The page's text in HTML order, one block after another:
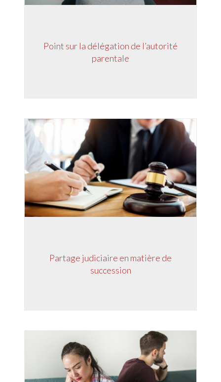
Point sur la délégation de l’autorité
parentale
Partage judiciaire en matière de
succession